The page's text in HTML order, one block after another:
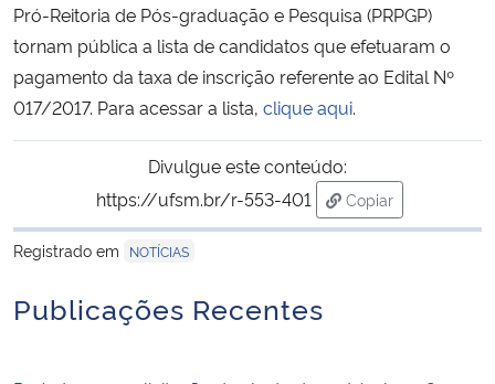
Ministério de Minas e Energia
Ministério da Ciência, Tecnologia, Inovações e Comunicações
Ministério do Turismo
Ministério do Desenvolvimento Regional
Controladoria-Geral da União
Pró-Reitoria de Pós-graduação e Pesquisa (PRPGP)
tornam pública a lista de candidatos que efetuaram o
pagamento da taxa de inscrição referente ao Edital Nº
017/2017. Para acessar a lista, clique aqui.
Divulgue este conteúdo:
https://ufsm.br/r-553-401
Copiar
para área de
Registrado em
NOTÍCIAS
Publicações Recentes